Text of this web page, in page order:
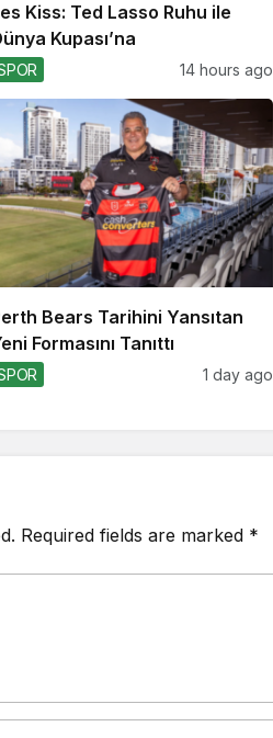
Kiss: Ted Lasso Ruhu ile
Kupası’na
14 hours ago
Bears Tarihini Yansıtan
Formasını Tanıttı
1 day ago
Required fields are marked *